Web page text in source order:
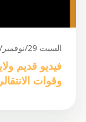
السبت 29/نوفمبر/2025
وقوات الانتقالي